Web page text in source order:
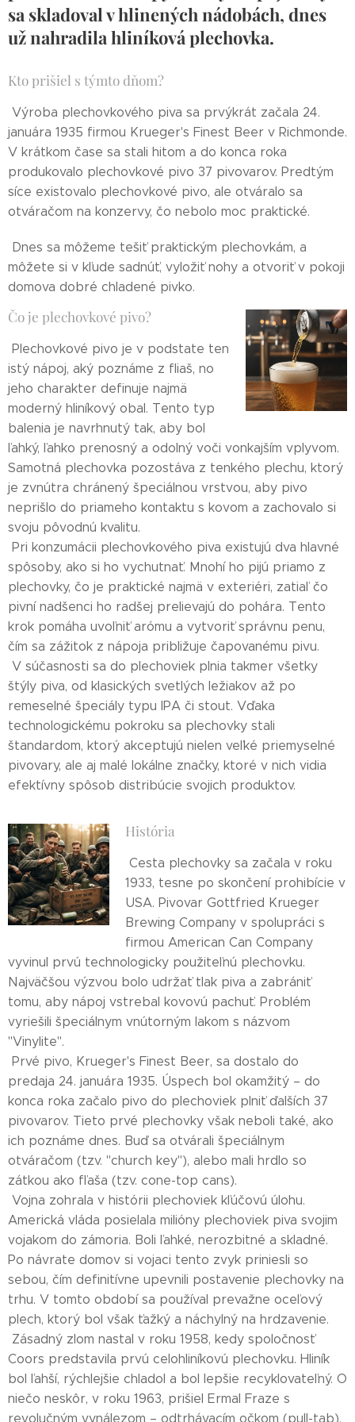
sa skladoval v hlinených nádobách, dnes
už nahradila hliníková plechovka.
Kto prišiel s týmto dňom?
Výroba plechovkového piva sa prvýkrát začala 24.
januára 1935 firmou Krueger's Finest Beer v Richmonde.
V krátkom čase sa stali hitom a do konca roka
produkovalo plechovkové pivo 37 pivovarov. Predtým
síce existovalo plechovkové pivo, ale otváralo sa
otváračom na konzervy, čo nebolo moc praktické.
Dnes sa môžeme tešiť praktickým plechovkám, a
môžete si v kľude sadnúť, vyložiť nohy a otvoriť v pokoji
domova dobré chladené pivko.
Čo je plechovkové pivo?
Plechovkové pivo je v podstate ten
istý nápoj, aký poznáme z fliaš, no
jeho charakter definuje najmä
moderný hliníkový obal. Tento typ
balenia je navrhnutý tak, aby bol
ľahký, ľahko prenosný a odolný voči vonkajším vplyvom.
Samotná plechovka pozostáva z tenkého plechu, ktorý
je zvnútra chránený špeciálnou vrstvou, aby pivo
neprišlo do priameho kontaktu s kovom a zachovalo si
svoju pôvodnú kvalitu.
Pri konzumácii plechovkového piva existujú dva hlavné
spôsoby, ako si ho vychutnať. Mnohí ho pijú priamo z
plechovky, čo je praktické najmä v exteriéri, zatiaľ čo
pivní nadšenci ho radšej prelievajú do pohára. Tento
krok pomáha uvoľniť arómu a vytvoriť správnu penu,
čím sa zážitok z nápoja približuje čapovanému pivu.
V súčasnosti sa do plechoviek plnia takmer všetky
štýly piva, od klasických svetlých ležiakov až po
remeselné špeciály typu IPA či stout. Vďaka
technologickému pokroku sa plechovky stali
štandardom, ktorý akceptujú nielen veľké priemyselné
pivovary, ale aj malé lokálne značky, ktoré v nich vidia
efektívny spôsob distribúcie svojich produktov.
História
Cesta plechovky sa začala v roku
1933, tesne po skončení prohibície v
USA. Pivovar Gottfried Krueger
Brewing Company v spolupráci s
firmou American Can Company
vyvinul prvú technologicky použiteľnú plechovku.
Najväčšou výzvou bolo udržať tlak piva a zabrániť
tomu, aby nápoj vstrebal kovovú pachuť. Problém
vyriešili špeciálnym vnútorným lakom s názvom
"Vinylite".
Prvé pivo, Krueger's Finest Beer, sa dostalo do
predaja 24. januára 1935. Úspech bol okamžitý – do
konca roka začalo pivo do plechoviek plniť ďalších 37
pivovarov. Tieto prvé plechovky však neboli také, ako
ich poznáme dnes. Buď sa otvárali špeciálnym
otváračom (tzv. "church key"), alebo mali hrdlo so
zátkou ako fľaša (tzv. cone-top cans).
Vojna zohrala v histórii plechoviek kľúčovú úlohu.
Americká vláda posielala milióny plechoviek piva svojim
vojakom do zámoria. Boli ľahké, nerozbitné a skladné.
Po návrate domov si vojaci tento zvyk priniesli so
sebou, čím definitívne upevnili postavenie plechovky na
trhu. V tomto období sa používal prevažne oceľový
plech, ktorý bol však ťažký a náchylný na hrdzavenie.
Zásadný zlom nastal v roku 1958, kedy spoločnosť
Coors predstavila prvú celohliníkovú plechovku. Hliník
bol ľahší, rýchlejšie chladol a bol lepšie recyklovateľný. O
niečo neskôr, v roku 1963, prišiel Ermal Fraze s
revolučným vynálezom – odtrhávacím očkom (pull-tab).